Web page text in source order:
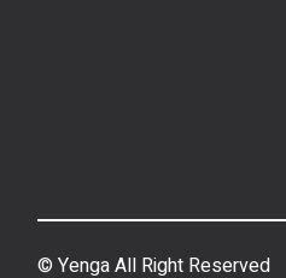
©Yenga All Right Reserved